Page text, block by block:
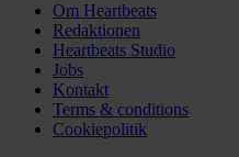
Om Heartbeats
Redaktionen
Heartbeats Studio
Jobs
Kontakt
Terms & conditions
Cookiepolitik